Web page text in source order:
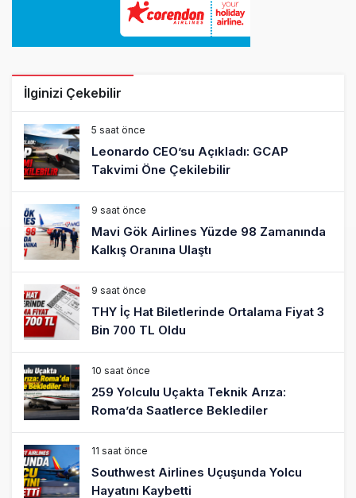
İlginizi Çekebilir
5 saat önce
Leonardo CEO’su Açıkladı: GCAP
Takvimi Öne Çekilebilir
9 saat önce
Mavi Gök Airlines Yüzde 98 Zamanında
Kalkış Oranına Ulaştı
9 saat önce
THY İç Hat Biletlerinde Ortalama Fiyat 3
Bin 700 TL Oldu
10 saat önce
259 Yolculu Uçakta Teknik Arıza:
Roma’da Saatlerce Beklediler
11 saat önce
Southwest Airlines Uçuşunda Yolcu
Hayatını Kaybetti